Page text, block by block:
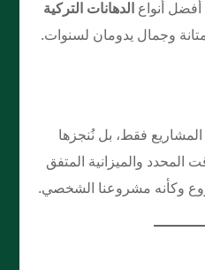
أنواع الدهانات التركية
وجمال يدومان لسنوات.
فقط، بل نُنجزها
المحدد والميزانية المتفق
وكأنه مشروعنا الشخصي.